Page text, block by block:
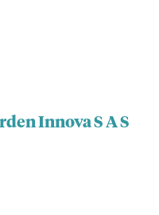
Innova S A S